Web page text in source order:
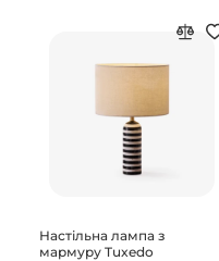
Настільна лампа з
мармуру Tuxedo